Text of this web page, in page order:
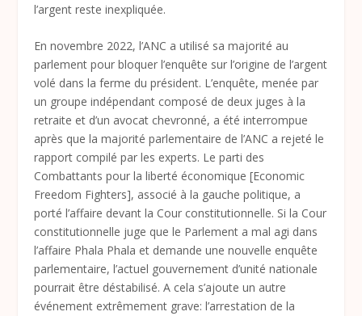
l’argent reste inexpliquée.
En novembre 2022, l’ANC a utilisé sa majorité au
parlement pour bloquer l’enquête sur l’origine de l’argent
volé dans la ferme du président. L’enquête, menée par
un groupe indépendant composé de deux juges à la
retraite et d’un avocat chevronné, a été interrompue
après que la majorité parlementaire de l’ANC a rejeté le
rapport compilé par les experts. Le parti des
Combattants pour la liberté économique [Economic
Freedom Fighters], associé à la gauche politique, a
porté l’affaire devant la Cour constitutionnelle. Si la Cour
constitutionnelle juge que le Parlement a mal agi dans
l’affaire Phala Phala et demande une nouvelle enquête
parlementaire, l’actuel gouvernement d’unité nationale
pourrait être déstabilisé. A cela s’ajoute un autre
événement extrêmement grave: l’arrestation de la